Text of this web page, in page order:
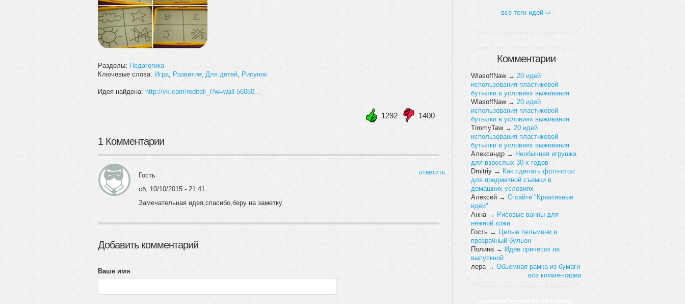
Разделы: Педагогика
Ключевые слова: Игра, Развитие, Для детей, Рисунок
Идея найдена: http://vk.com/roditeli_i?w=wall-56080...
1292 1400
1 Комментарии
Гость
сб, 10/10/2015 - 21:41
Замечательная идея,спасибо,беру на заметку
ответить
Добавить комментарий
Ваше имя
все теги идей ⇨
Комментарии
WlasoffNaw→ 20 идей
использования пластиковой
бутылки в условиях выживания
WlasoffNaw→ 20 идей
использования пластиковой
бутылки в условиях выживания
TimmyTaw→ 20 идей
использования пластиковой
бутылки в условиях выживания
Александр → Необычная игрушка
для взрослых 30-х годов
Dmitriy → Как сделать фото-стол
для предметной съемки в
домашних условиях
Алексей → О сайте "Креативные
идеи"
Анна→ Рисовые ванны для
нежной кожи
Гость → Целые пельмени и
прозрачный бульон
Полина→ Идеи причёсок на
выпускной
лера→ Обьемная рамка из бумаги
все комментарии